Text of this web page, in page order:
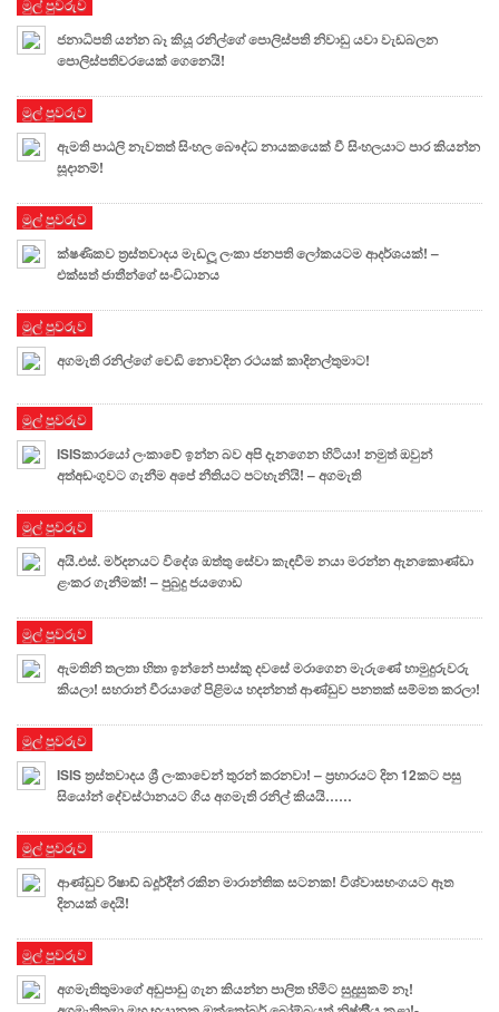
මුල් පුවරුව
ජනාධිපති යන්න බෑ කියූ රනිල්ගේ පොලිස්පති නිවාඩු යවා වැඩබලන
පොලිස්පතිවරයෙක් ගෙනෙයි!
මුල් පුවරුව
ඇමති පාඨලි නැවතත් සිංහල බෞද්ධ නායකයෙක් වී සිංහලයාට පාර කියන්න
සූදානම්!
මුල් පුවරුව
ක්ෂණිකව ත්‍රස්තවාදය මැඩලූ ලංකා ජනපති ලෝකයටම ආදර්ශයක්! –
එක්සත් ජාතීන්ගේ සංවිධානය
මුල් පුවරුව
අගමැති රනිල්ගේ වෙඩි නොවදින රථයක් කාදිනල්තුමාට!
මුල් පුවරුව
ISISකාරයෝ ලංකාවේ ඉන්න බව අපි දැනගෙන හිටියා! නමුත් ඔවුන්
අත්අඩංගුවට ගැනීම අපේ නීතියට පටහැනියි! – අගමැති
මුල් පුවරුව
අයි.එස්. මර්දනයට විදේශ ඔත්තු සේවා කැඳවීම නයා මරන්න ඇනකොණ්ඩා
ළංකර ගැනීමක්! – පුබුදු ජයගොඩ
මුල් පුවරුව
ඇමතිනි තලතා හිතා ඉන්නේ පාස්කු දවසේ මරාගෙන මැරුණේ හාමුදුරුවරු
කියලා! සහරාන් වීරයාගේ පිළිමය හදන්නත් ආණ්ඩුව පනතක් සම්මත කරලා!
මුල් පුවරුව
ISIS ත්‍රස්තවාදය ශ්‍රී ලංකාවෙන් තුරන් කරනවා! – ප්‍රහාරයට දින 12කට පසු
සියෝන් දේවස්ථානයට ගිය අගමැති රනිල් කියයි……
මුල් පුවරුව
ආණ්ඩුව රිෂාඩ් බදූර්දීන් රකින මාරාන්තික සටනක! විශ්වාසභංගයට ඈත
දිනයක් දෙයි!
මුල් පුවරුව
අගමැතිතුමාගේ අඩුපාඩු ගැන කියන්න පාලිත හිමිට සුදුසුකම් නෑ!